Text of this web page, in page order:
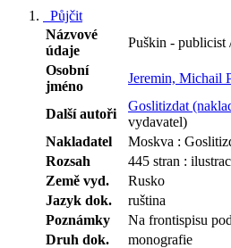
Půjčit
Názvové
údaje
Puškin - publicist
Osobní
jméno
Jeremin, Michail
Další autoři
Goslitizdat
vydavatel)
Nakladatel
Moskva :
Rozsah
445 stran :
Země vyd.
Rusko
Jazyk dok.
ruština
Poznámky
Na frontispisu
Druh dok.
monografie